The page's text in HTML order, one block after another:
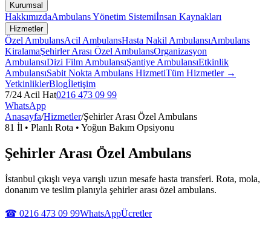
Kurumsal
HakkımızdaAmbulans Yönetim Sistemiİnsan Kaynakları
Hizmetler
Özel AmbulansAcil AmbulansHasta Nakil AmbulansıAmbulans
KiralamaŞehirler Arası Özel AmbulansOrganizasyon
AmbulansıDizi Film AmbulansıŞantiye AmbulansıEtkinlik
AmbulansıSabit Nokta Ambulans HizmetiTüm Hizmetler →
YetkinliklerBlogİletişim
7/24 Acil Hat0216 473 09 99
WhatsApp
Anasayfa/Hizmetler/Şehirler Arası Özel Ambulans
81 İl • Planlı Rota • Yoğun Bakım Opsiyonu
Şehirler Arası Özel Ambulans
İstanbul çıkışlı veya varışlı uzun mesafe hasta transferi. Rota, mola,
donanım ve teslim planıyla şehirler arası özel ambulans.
☎ 0216 473 09 99WhatsAppÜcretler